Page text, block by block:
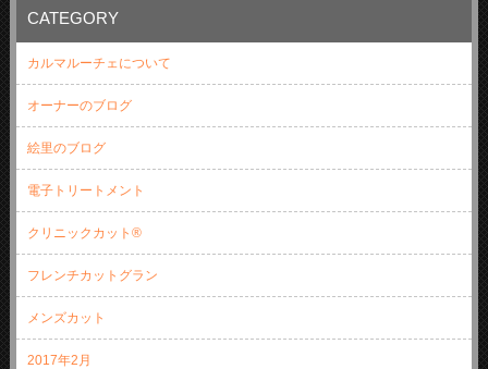
CATEGORY
カルマルーチェについて
オーナーのブログ
絵里のブログ
電子トリートメント
クリニックカット®
フレンチカットグラン
メンズカット
2017年2月